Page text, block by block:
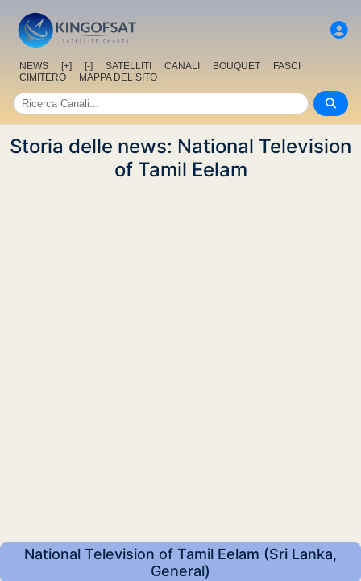
NEWS [+] [-] SATELLITI CANALI BOUQUET
FASCI
CIMITERO
MAPPA DEL SITO
Storia delle news: National Television
of Tamil Eelam
National Television of Tamil Eelam (Sri Lanka,
General)